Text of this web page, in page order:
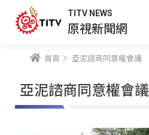
TITV NEWS
原視新聞網
首頁 亞泥諮商同意權會議
亞泥諮商同意權會議